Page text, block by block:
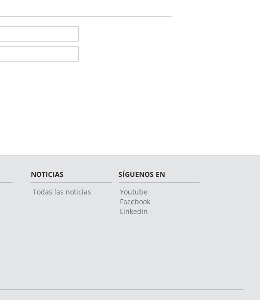
NOTICIAS
Todas las noticias
SÍGUENOS EN
Youtube
Facebook
Linkedin